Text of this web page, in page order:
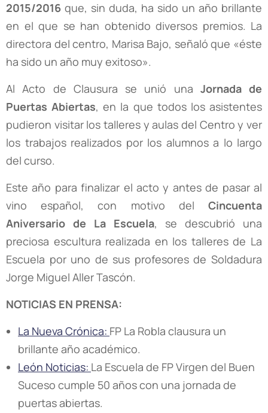
2015/2016 que, sin duda, ha sido un año brillante
en el que se han obtenido diversos premios. La
directora del centro, Marisa Bajo, señaló que «éste
ha sido un año muy exitoso».
Al Acto de Clausura se unió una Jornada de
Puertas Abiertas, en la que todos los asistentes
pudieron visitar los talleres y aulas del Centro y ver
los trabajos realizados por los alumnos a lo largo
del curso.
Este año para finalizar el acto y antes de pasar al
vino español, con motivo del Cincuenta
Aniversario de La Escuela, se descubrió una
preciosa escultura realizada en los talleres de La
Escuela por uno de sus profesores de Soldadura
Jorge Miguel Aller Tascón.
NOTICIAS EN PRENSA:
La Nueva Crónica: FP La Robla clausura un
brillante año académico.
León Noticias: La Escuela de FP Virgen del Buen
Suceso cumple 50 años con una jornada de
puertas abiertas.